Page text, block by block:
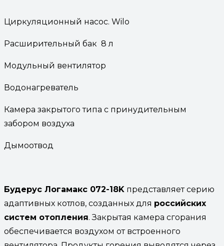
Циркуляционный насос. Wilo
Расширительный бак 8 л
Модульный вентилятор
Водонагреватель
Камера закрытого типа с принудительным
забором воздуха
Дымоотвод
Будерус Логамакс 072-18K представляет серию
адаптивных котлов, созданных для российских
систем отопления. Закрытая камера сгорания
обеспечивается воздухом от встроенного